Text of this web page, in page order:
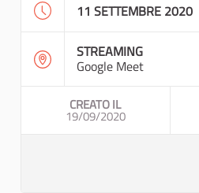
11 SETTEMBRE 2020
STREAMING
Google Meet
CREATO IL
19/09/2020